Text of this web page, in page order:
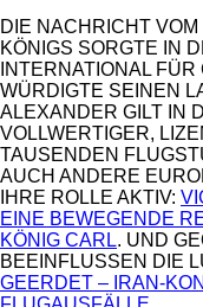
DIE NACHRICHT
KÖNIGS SORGTE IN
INTERNATIONAL FÜR
ÜRDIGTE SEINEN
LEXANDER GILT IN
OLLWERTIGER,
AUSENDEN
UCH ANDERE
HRE ROLLE AKTIV:
EINE BEWEGENDE
KÖNIG CARL. UND
BEEINFLUSSEN DIE
GEERDET – IRAN-